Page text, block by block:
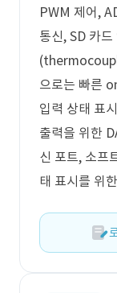
PWM 제어,
통신, SD 카
으로는 빠른
입력 상태 표
출력을 위한
신 포트, 소프
태 표시를 위